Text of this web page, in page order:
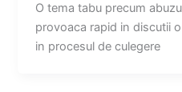
O tema tabu precum
provoaca rapid in discutii
in procesul de culegere